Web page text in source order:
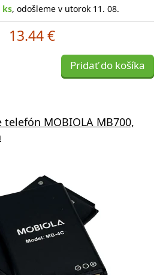
ks, odošleme v utorok 11. 08.
13.44 €
Pridať do košíka
telefón MOBIOLA MB700,